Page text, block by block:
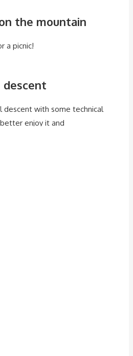
the mountain
a picnic!
descent
descent with some technical
enjoy it and